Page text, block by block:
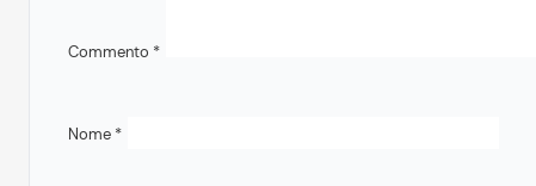
Commento *
Nome *